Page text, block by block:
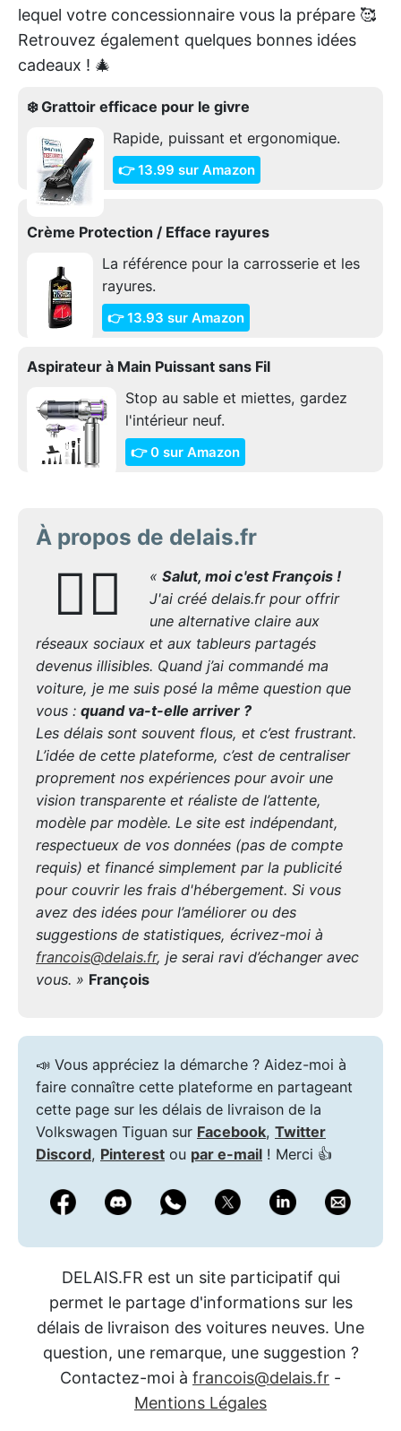
lequel votre concessionnaire vous la prépare 🥰
Retrouvez également quelques bonnes idées
cadeaux ! 🎄
❄️ Grattoir efficace pour le givre
Rapide, puissant et ergonomique.
👉 13.99 sur Amazon
Crème Protection / Efface rayures
La référence pour la carrosserie et les
rayures.
👉 13.93 sur Amazon
Aspirateur à Main Puissant sans Fil
Stop au sable et miettes, gardez
l'intérieur neuf.
👉 0 sur Amazon
À propos de delais.fr
🙋‍♂️ « Salut, moi c'est François !
J'ai créé delais.fr pour offrir
une alternative claire aux
réseaux sociaux et aux tableurs partagés
devenus illisibles. Quand j’ai commandé ma
voiture, je me suis posé la même question que
vous : quand va-t-elle arriver ?
Les délais sont souvent flous, et c’est frustrant.
L’idée de cette plateforme, c’est de centraliser
proprement nos expériences pour avoir une
vision transparente et réaliste de l’attente,
modèle par modèle. Le site est indépendant,
respectueux de vos données (pas de compte
requis) et financé simplement par la publicité
pour couvrir les frais d'hébergement. Si vous
avez des idées pour l’améliorer ou des
suggestions de statistiques, écrivez-moi à
francois@delais.fr, je serai ravi d’échanger avec
vous. » François
📣 Vous appréciez la démarche ? Aidez-moi à
faire connaître cette plateforme en partageant
cette page sur les délais de livraison de la
Volkswagen Tiguan sur Facebook, Twitter
Discord, Pinterest ou par e-mail ! Merci 👍
DELAIS.FR est un site participatif qui
permet le partage d'informations sur les
délais de livraison des voitures neuves. Une
question, une remarque, une suggestion ?
Contactez-moi à francois@delais.fr -
Mentions Légales